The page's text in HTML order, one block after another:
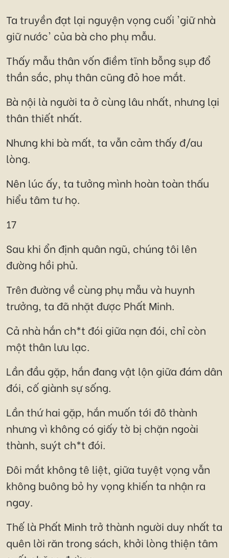
Ta truyền đạt lại nguyện vọng cuối 'giữ nhà
giữ nước' của bà cho phụ mẫu.
Thấy mẫu thân vốn điềm tĩnh bỗng sụp đổ
thần sắc, phụ thân cũng đỏ hoe mắt.
Bà nội là người ta ở cùng lâu nhất, nhưng lại
thân thiết nhất.
Nhưng khi bà mất, ta vẫn cảm thấy đ/au
lòng.
Nên lúc ấy, ta tưởng mình hoàn toàn thấu
hiểu tâm tư họ.
17
Sau khi ổn định quân ngũ, chúng tôi lên
đường hồi phủ.
Trên đường về cùng phụ mẫu và huynh
trưởng, ta đã nhặt được Phất Minh.
Cả nhà hắn ch*t đói giữa nạn đói, chỉ còn
một thân lưu lạc.
Lần đầu gặp, hắn đang vật lộn giữa đám dân
đói, cố giành sự sống.
Lần thứ hai gặp, hắn muốn tới đô thành
nhưng vì không có giấy tờ bị chặn ngoài
thành, suýt ch*t đói.
Đôi mắt không tê liệt, giữa tuyệt vọng vẫn
không buông bỏ hy vọng khiến ta nhận ra
ngay.
Thế là Phất Minh trở thành người duy nhất ta
quên lời răn trong sách, khởi lòng thiện tâm